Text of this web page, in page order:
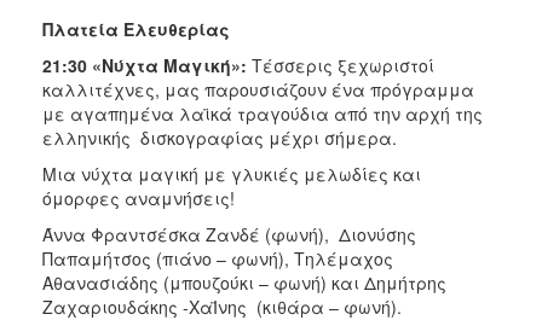
Πλατεία Ελευθερίας
21:30 «Νύχτα Μαγική»: Τέσσερις ξεχωριστοί
καλλιτέχνες, μας παρουσιάζουν ένα πρόγραμμα
με αγαπημένα λαϊκά τραγούδια από την αρχή της
ελληνικής δισκογραφίας μέχρι σήμερα.
Μια νύχτα μαγική με γλυκιές μελωδίες και
όμορφες αναμνήσεις!
Άννα Φραντσέσκα Ζανδέ (φωνή), Διονύσης
Παπαμήτσος (πιάνο – φωνή), Τηλέμαχος
Αθανασιάδης (μπουζούκι – φωνή) και Δημήτρης
Ζαχαριουδάκης -ΧαΪνης (κιθάρα – φωνή).